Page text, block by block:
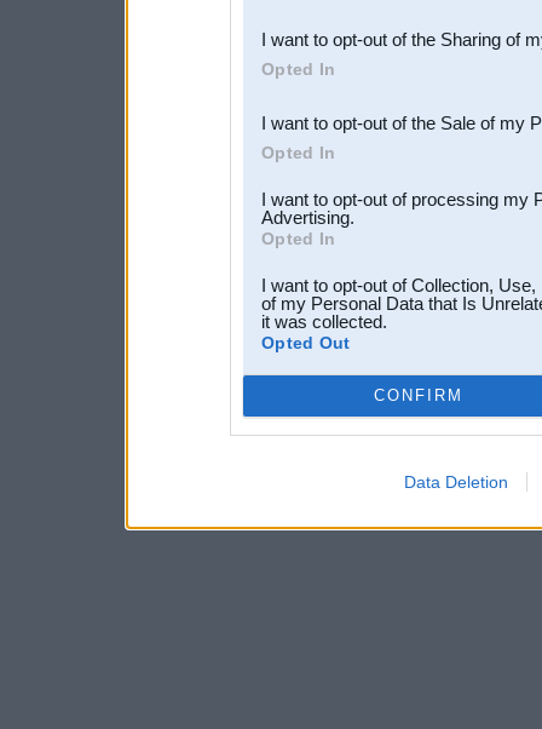
Downstream Participants
third parties.
I want to opt-out of the Sharing of
Opted In
I want to opt-out of the Sale of my
Opted In
I want to opt-out of processing my
Advertising.
Opted In
I want to opt-out of Collection,
of my Personal Data that Is
it was collected.
Opted Out
CONFIRM
Data Deletion